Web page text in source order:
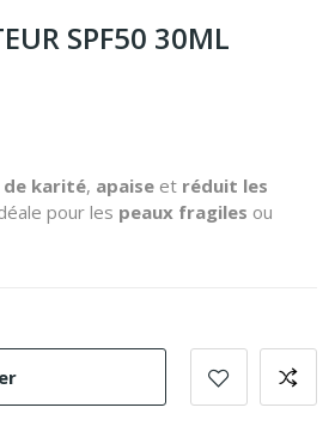
SPF50 30ML
de karité, apaise et réduit les
pour les peaux fragiles ou